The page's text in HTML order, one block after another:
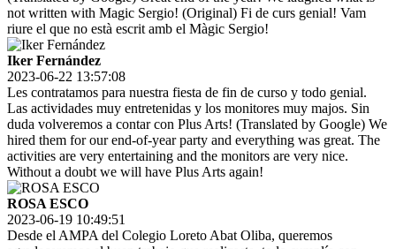
not written with Magic Sergio! (Original) Fi de curs genial! Vam
riure el que no està escrit amb el Màgic Sergio!
Iker Fernández
2023-06-22 13:57:08
Les contratamos para nuestra fiesta de fin de curso y todo genial.
Las actividades muy entretenidas y los monitores muy majos. Sin
duda volveremos a contar con Plus Arts! (Translated by Google) We
hired them for our end-of-year party and everything was great. The
activities are very entertaining and the monitors are very nice.
Without a doubt we will have Plus Arts again!
ROSA ESCO
2023-06-19 10:49:51
Desde el AMPA del Colegio Loreto Abat Oliba, queremos